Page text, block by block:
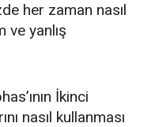
her zaman nasıl
ve yanlış
İkinci
nasıl kullanması